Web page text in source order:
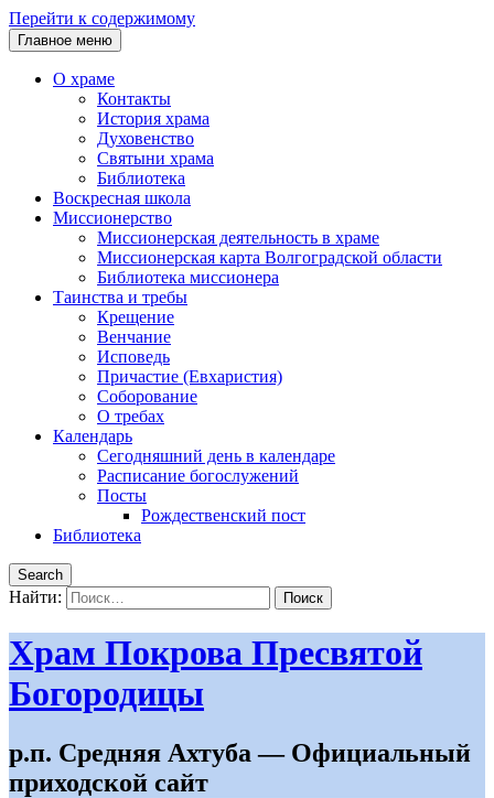
Перейти к содержимому
Главное меню
О храме
Контакты
История храма
Духовенство
Святыни храма
Библиотека
Воскресная школа
Миссионерство
Миссионерская деятельность в храме
Миссионерская карта Волгоградской области
Библиотека миссионера
Таинства и требы
Крещение
Венчание
Исповедь
Причастие (Евхаристия)
Соборование
О требах
Календарь
Сегодняшний день в календаре
Расписание богослужений
Посты
Рождественский пост
Библиотека
Search
Найти:
Храм Покрова Пресвятой
Богородицы
р.п. Средняя Ахтуба — Официальный
приходской сайт